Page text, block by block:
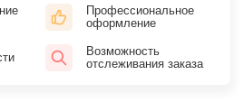
Профессиональное
оформление
Возможность
отслеживания заказа